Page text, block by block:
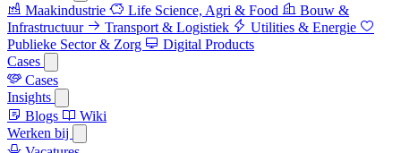
Maakindustrie
Life Science, Agri & Food
Bouw &
Infrastructuur
Transport & Logistiek
Utilities & Energie
Publieke Sector & Zorg
Digital Products
Cases
Cases
Insights
Blogs
Wiki
Werken bij